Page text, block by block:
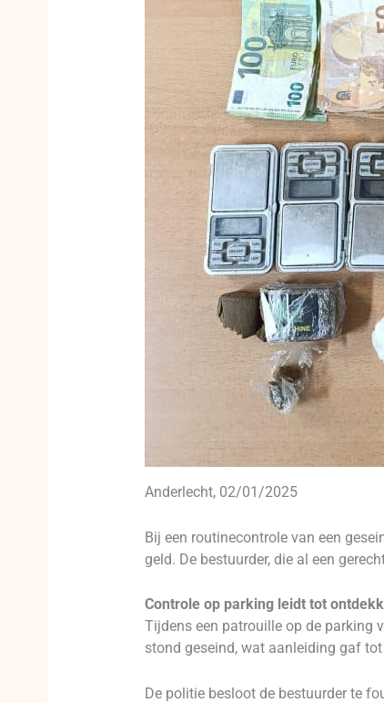
Anderlecht, 02/01/2025
Bij een routinecontrole van een
geld. De bestuurder, die al een
Controle op parking leidt tot
Tijdens een patrouille op de parking
stond geseind, wat aanleiding gaf
De politie besloot de bestuurder te